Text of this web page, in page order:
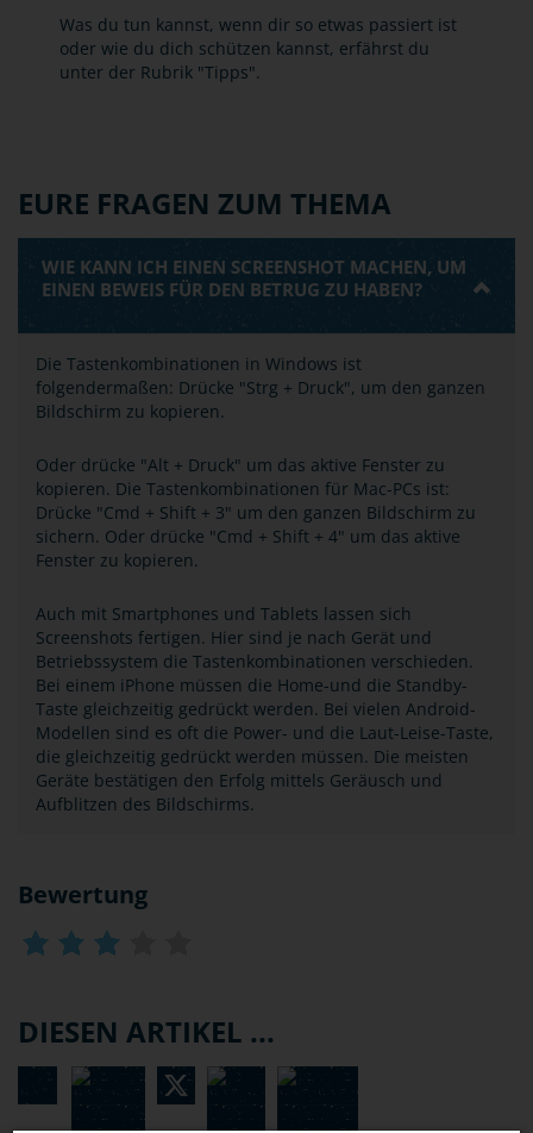
Was du tun kannst, wenn dir so etwas passiert ist
oder wie du dich schützen kannst, erfährst du
unter der Rubrik "Tipps".
EURE FRAGEN ZUM THEMA
WIE KANN ICH EINEN SCREENSHOT MACHEN, UM
EINEN BEWEIS FÜR DEN BETRUG ZU HABEN?
Die Tastenkombinationen in Windows ist
folgendermaßen: Drücke "Strg + Druck", um den ganzen
Bildschirm zu kopieren.
Oder drücke "Alt + Druck" um das aktive Fenster zu
kopieren. Die Tastenkombinationen für Mac-PCs ist:
Drücke "Cmd + Shift + 3" um den ganzen Bildschirm zu
sichern. Oder drücke "Cmd + Shift + 4" um das aktive
Fenster zu kopieren.
Auch mit Smartphones und Tablets lassen sich
Screenshots fertigen. Hier sind je nach Gerät und
Betriebssystem die Tastenkombinationen verschieden.
Bei einem iPhone müssen die Home-und die Standby-
Taste gleichzeitig gedrückt werden. Bei vielen Android-
Modellen sind es oft die Power- und die Laut-Leise-Taste,
die gleichzeitig gedrückt werden müssen. Die meisten
Geräte bestätigen den Erfolg mittels Geräusch und
Aufblitzen des Bildschirms.
Bewertung
DIESEN ARTIKEL ...